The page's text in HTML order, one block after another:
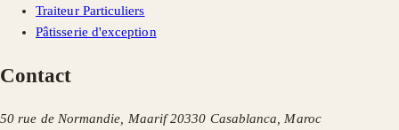
Traiteur Particuliers
Pâtisserie d'exception
Contact
50 rue de Normandie, Maarif 20330 Casablanca, Maroc